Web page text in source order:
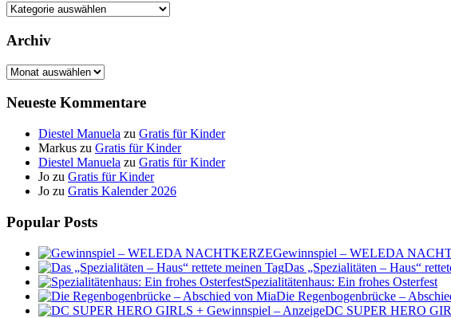
Kategorien
Archiv
Archiv
Neueste Kommentare
Diestel Manuela zu Gratis für Kinder
Markus zu Gratis für Kinder
Diestel Manuela zu Gratis für Kinder
Jo zu Gratis für Kinder
Jo zu Gratis Kalender 2026
Popular Posts
Gewinnspiel – WELEDA
Das „Spezialitäten – Haus“
Spezialitätenhaus: Ein frohes Osterfest
Die Regenbogenbrücke –
DC SUPER HERO